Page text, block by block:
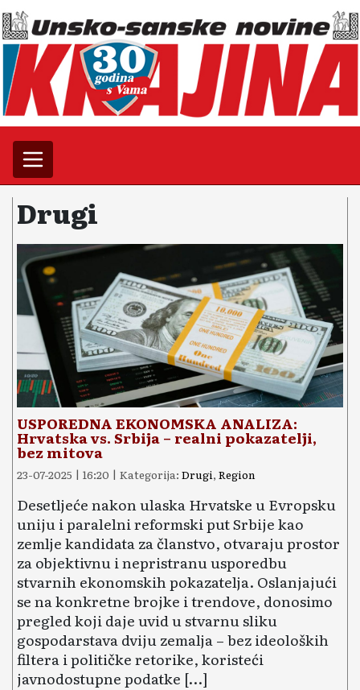
Drugi
USPOREDNA EKONOMSKA ANALIZA:
Hrvatska vs. Srbija – realni pokazatelji,
bez mitova
23-07-2025 | 16:20 | Kategorija: Drugi, Region
Desetljeće nakon ulaska Hrvatske u Evropsku
uniju i paralelni reformski put Srbije kao
zemlje kandidata za članstvo, otvaraju prostor
za objektivnu i nepristranu usporedbu
stvarnih ekonomskih pokazatelja. Oslanjajući
se na konkretne brojke i trendove, donosimo
pregled koji daje uvid u stvarnu sliku
gospodarstava dviju zemalja – bez ideoloških
filtera i političke retorike, koristeći
javnodostupne podatke […]